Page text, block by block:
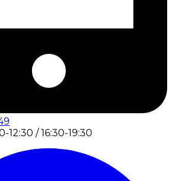
12:30 / 16:30-19:30